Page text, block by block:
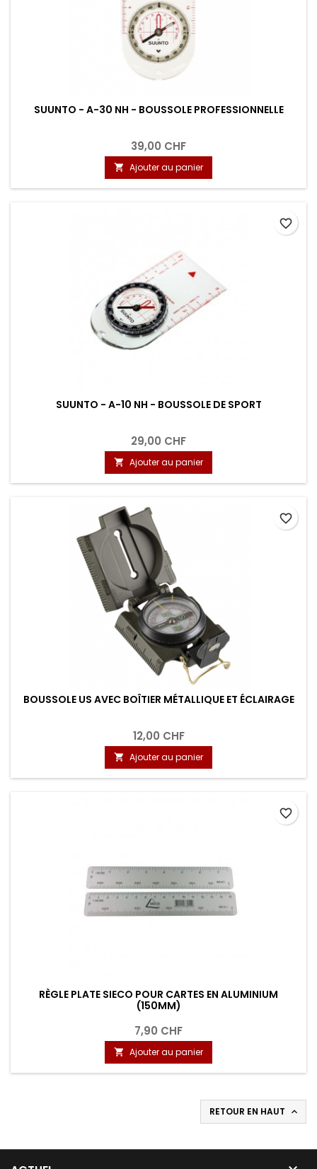
SUUNTO - A-30 NH - BOUSSOLE PROFESSIONNELLE
39,00 CHF
 Ajouter au panier
SUUNTO - A-10 NH - BOUSSOLE DE SPORT
29,00 CHF
 Ajouter au panier
favorite_border
BOUSSOLE US AVEC BOÎTIER MÉTALLIQUE ET ÉCLAIRAGE
12,00 CHF
 Ajouter au panier
favorite_border
RÈGLE PLATE SIECO POUR CARTES EN ALUMINIUM
(150MM)
7,90 CHF
 Ajouter au panier
favorite_border
RETOUR EN HAUT 